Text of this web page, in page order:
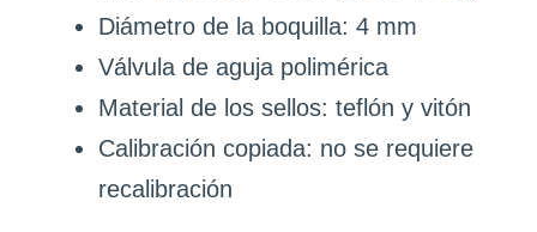
Diámetro de la boquilla: 4 mm
Válvula de aguja polimérica
Material de los sellos: teflón y vitón
Calibración copiada: no se requiere
recalibración